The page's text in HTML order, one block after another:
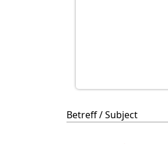
Betreff / Subject